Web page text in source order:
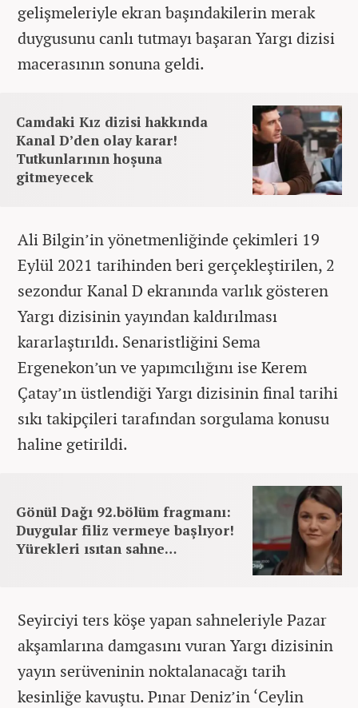
gelişmeleriyle ekran başındakilerin merak
duygusunu canlı tutmayı başaran Yargı dizisi
macerasının sonuna geldi.
Camdaki Kız dizisi hakkında
Kanal D’den olay karar!
Tutkunlarının hoşuna
gitmeyecek
Ali Bilgin’in yönetmenliğinde çekimleri 19
Eylül 2021 tarihinden beri gerçekleştirilen, 2
sezondur Kanal D ekranında varlık gösteren
Yargı dizisinin yayından kaldırılması
kararlaştırıldı. Senaristliğini Sema
Ergenekon’un ve yapımcılığını ise Kerem
Çatay’ın üstlendiği Yargı dizisinin final tarihi
sıkı takipçileri tarafından sorgulama konusu
haline getirildi.
Gönül Dağı 92.bölüm fragmanı:
Duygular filiz vermeye başlıyor!
Yürekleri ısıtan sahne…
Seyirciyi ters köşe yapan sahneleriyle Pazar
akşamlarına damgasını vuran Yargı dizisinin
yayın serüveninin noktalanacağı tarih
kesinliğe kavuştu. Pınar Deniz’in ‘Ceylin